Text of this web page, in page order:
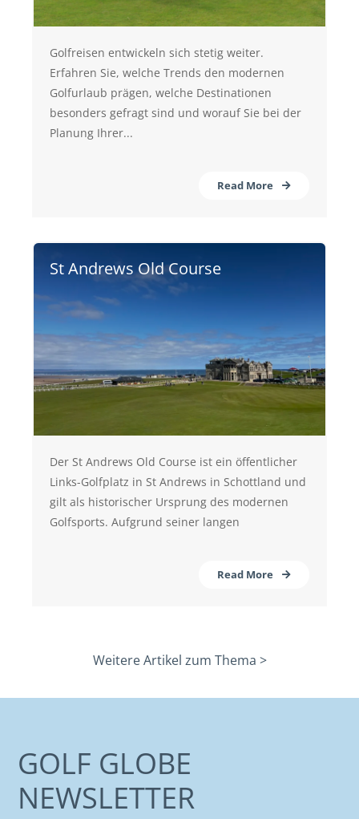
Golfreisen entwickeln sich stetig weiter.
Erfahren Sie, welche Trends den modernen
Golfurlaub prägen, welche Destinationen
besonders gefragt sind und worauf Sie bei der
Planung Ihrer...
Read More
St Andrews Old Course
Der St Andrews Old Course ist ein öffentlicher
Links-Golfplatz in St Andrews in Schottland und
gilt als historischer Ursprung des modernen
Golfsports. Aufgrund seiner langen
Read More
Weitere Artikel zum Thema >
GOLF GLOBE
NEWSLETTER